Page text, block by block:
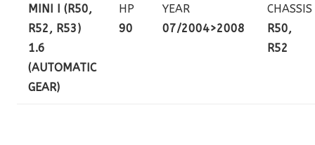
MINI I (R50,
R52, R53)
1.6
(AUTOMATIC
GEAR)
HP
90
YEAR
07/2004>2008
CHASSIS
R50,
R52